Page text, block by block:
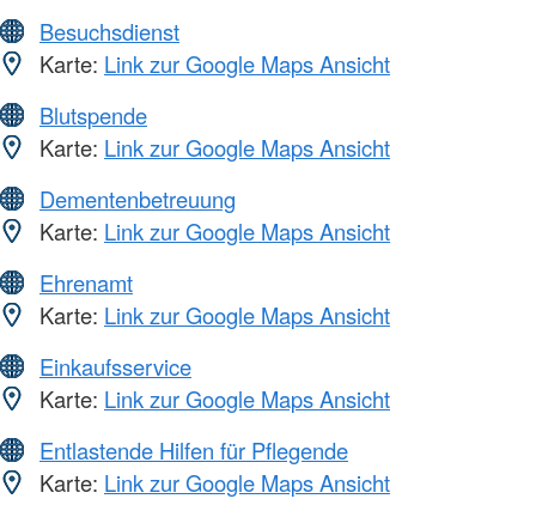
Besuchsdienst
Karte: Link zur Google Maps Ansicht
Blutspende
Karte: Link zur Google Maps Ansicht
Dementenbetreuung
Karte: Link zur Google Maps Ansicht
Ehrenamt
Karte: Link zur Google Maps Ansicht
Einkaufsservice
Karte: Link zur Google Maps Ansicht
Entlastende Hilfen für Pflegende
Karte: Link zur Google Maps Ansicht